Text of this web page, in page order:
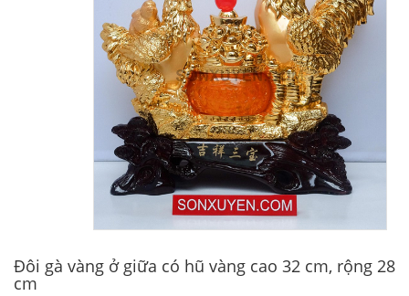
Đôi gà vàng ở giữa có hũ vàng cao 32 cm, rộng 28
cm